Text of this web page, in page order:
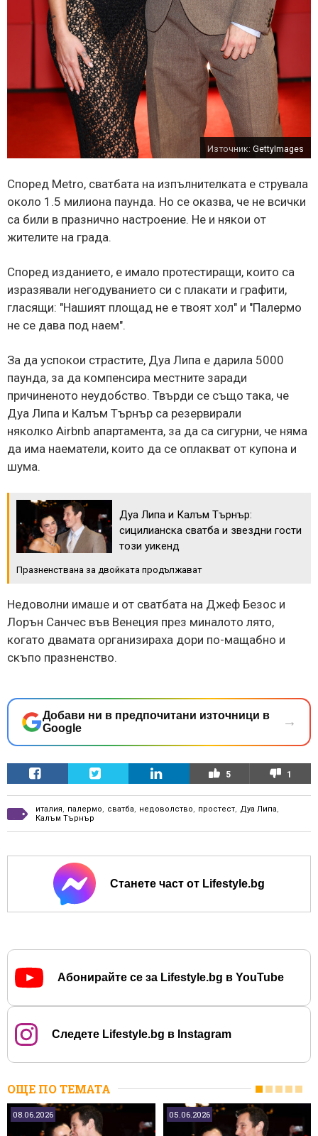
Източник: GettyImages
Според Metro, сватбата на изпълнителката е струвала
около 1.5 милиона паунда. Но се оказва, че не всички
са били в празнично настроение. Не и някои от
жителите на града.
Според изданието, е имало протестиращи, които са
изразявали негодуванието си с плакати и графити,
гласящи: "Нашият площад не е твоят хол" и "Палермо
не се дава под наем".
За да успокои страстите, Дуа Липа е дарила 5000
паунда, за да компенсира местните заради
причиненото неудобство. Твърди се също така, че
Дуа Липа и Калъм Търнър са резервирали
няколко Airbnb апартамента, за да са сигурни, че няма
да има наематели, които да се оплакват от купона и
шума.
Дуа Липа и Калъм Търнър:
сицилианска сватба и звездни гости
този уикенд
Празненствана за двойката продължават
Недоволни имаше и от сватбата на Джеф Безос и
Лорън Санчес във Венеция през миналото лято,
когато двамата организираха дори по-мащабно и
скъпо празненство.
Добави ни в предпочитани източници в
Google
→
5 1
италия палермо сватба недоволство простест Дуа Липа
Калъм Търнър
Станете част от Lifestyle.bg
Абонирайте се за Lifestyle.bg в YouTube
Следете Lifestyle.bg в Instagram
ОЩЕ ПО ТЕМАТА
08.06.2026 05.06.2026